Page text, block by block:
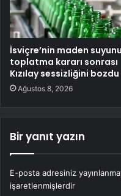
İsviçre’nin maden suyunu
toplatma kararı sonrası
Kızılay sessizliğini bozdu
Ağustos 8, 2026
Bir yanıt yazın
E-posta adresiniz
işaretlenmişlerdir